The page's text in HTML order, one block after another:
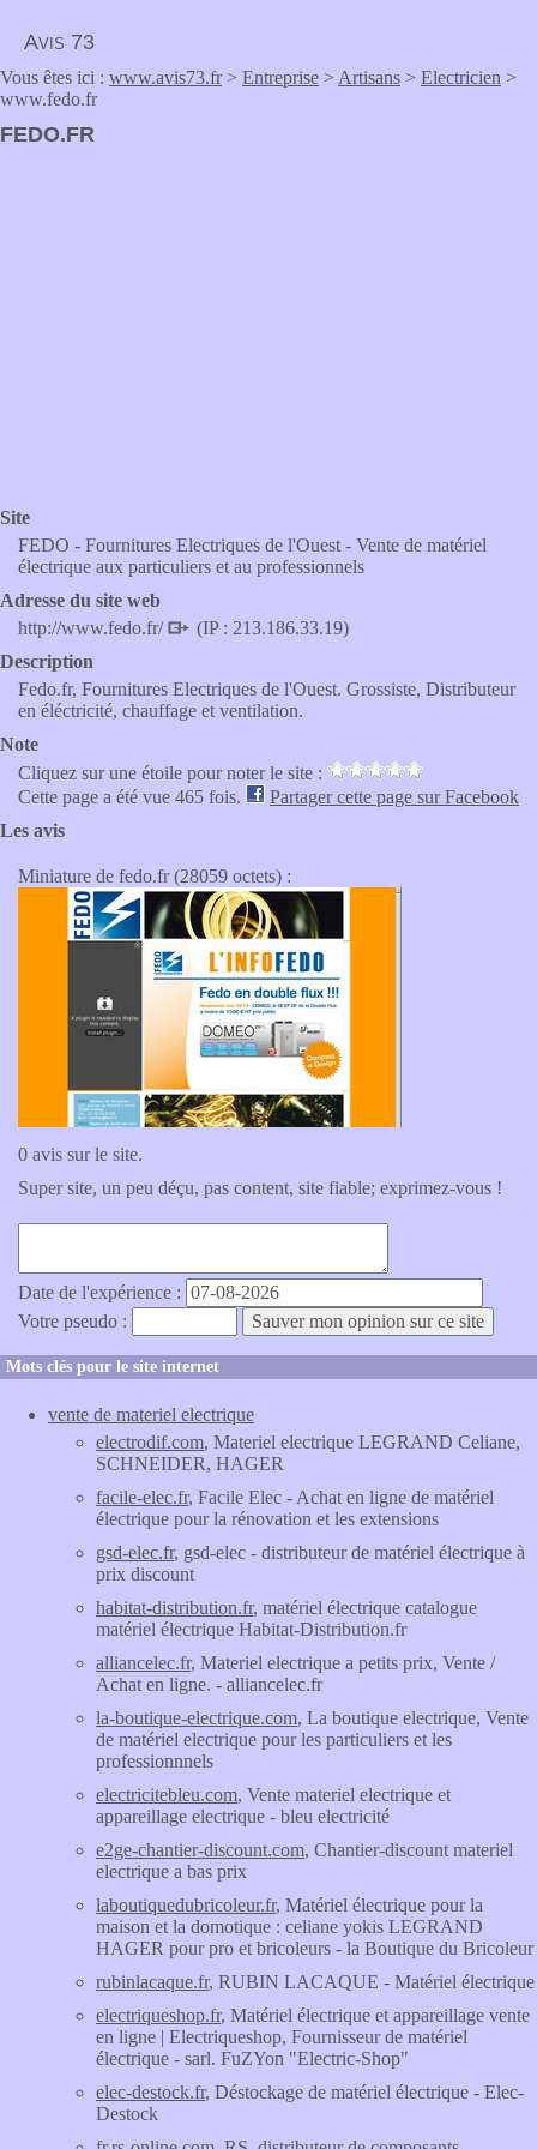
Avis 73
Vous êtes ici : www.avis73.fr> Entreprise > Artisans > Electricien >
www.fedo.fr
FEDO.FR
Site
FEDO - Fournitures Electriques de l'Ouest - Vente de matériel
électrique aux particuliers et au professionnels
Adresse du site web
http://www.fedo.fr/
(IP : 213.186.33.19)
Description
Fedo.fr, Fournitures Electriques de l'Ouest. Grossiste, Distributeur
en éléctricité, chauffage et ventilation.
Note
Cliquez sur une étoile pour noter le site :
Cette page a été vue 465 fois.
Partager cette page sur Facebook
Les avis
Miniature de fedo.fr (28059 octets) :
0 avis sur le site.
Super site, un peu déçu, pas content, site fiable; exprimez-vous !
Date de l'expérience :
Votre pseudo :
Mots clés pour le site internet
vente de materiel electrique
electrodif.com, Materiel electrique LEGRAND Celiane,
SCHNEIDER, HAGER
facile-elec.fr, Facile Elec - Achat en ligne de matériel
électrique pour la rénovation et les extensions
gsd-elec.fr, gsd-elec - distributeur de matériel électrique à
prix discount
habitat-distribution.fr, matériel électrique catalogue
matériel électrique Habitat-Distribution.fr
alliancelec.fr, Materiel electrique a petits prix, Vente /
Achat en ligne. - alliancelec.fr
la-boutique-electrique.com, La boutique electrique, Vente
de matériel electrique pour les particuliers et les
professionnnels
electricitebleu.com, Vente materiel electrique et
appareillage electrique - bleu electricité
e2ge-chantier-discount.com, Chantier-discount materiel
electrique a bas prix
laboutiquedubricoleur.fr, Matériel électrique pour la
maison et la domotique : celiane yokis LEGRAND
HAGER pour pro et bricoleurs - la Boutique du Bricoleur
rubinlacaque.fr, RUBIN LACAQUE - Matériel électrique
electriqueshop.fr, Matériel électrique et appareillage vente
en ligne | Electriqueshop, Fournisseur de matériel
électrique - sarl. FuZYon "Electric-Shop"
elec-destock.fr, Déstockage de matériel électrique - Elec-
Destock